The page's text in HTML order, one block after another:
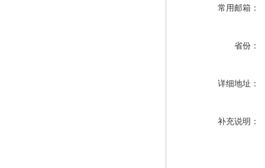
常用邮箱：
省份：
详细地址：
补充说明：